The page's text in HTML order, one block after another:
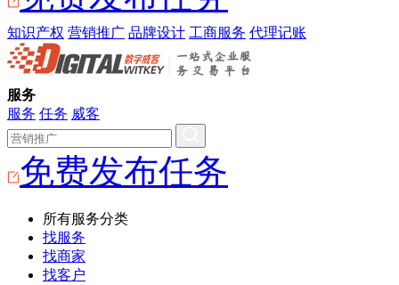
知识产权 营销推广 品牌设计 工商服务 代理记账
服务
服务 任务 威客
免费发布任务
所有服务分类
找服务
找商家
找客户